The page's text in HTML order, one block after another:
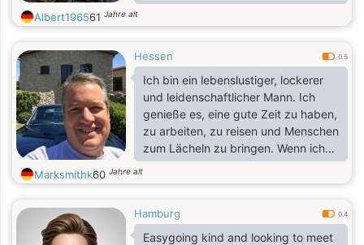
das Leben zu bieten hat, und ich bin
sehr leicht zufriedenzustellen.
Albert196561 Jahre alt
Hessen 0.5
Ich bin ein lebenslustiger, lockerer
und leidenschaftlicher Mann. Ich
genieße es, eine gute Zeit zu haben,
zu arbeiten, zu reisen und Menschen
zum Lächeln zu bringen. Wenn ich
freie Momente habe, ist Lesen eine
meiner Lieblingsbeschäftigungen.
und eine liebevolle Verbindung. Es
hat mir großes Glück bereitet, Dich
Marksmithk60 Jahre alt
Hamburg 0.4
Easygoing kind and looking to meet